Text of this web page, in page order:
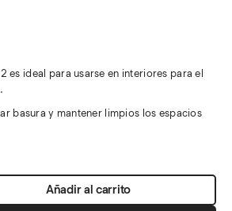
es ideal para usarse en interiores para el
basura y mantener limpios los espacios
Añadir al carrito